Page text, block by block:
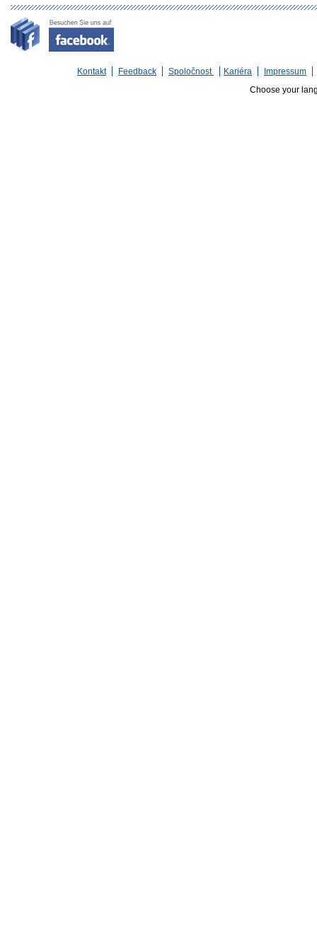
Kontakt Feedback Spoločnost Kariéra
Impressum
Choose your